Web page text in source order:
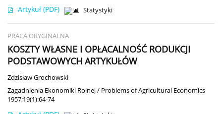
Artykuł (PDF) Statystyki
PRACA ORYGINALNA
KOSZTY WŁASNE I OPŁACALNOŚĆ RODUKCJI
PODSTAWOWYCH ARTYKUŁÓW
Zdzisław Grochowski
Zagadnienia Ekonomiki Rolnej / Problems of Agricultural Economics
1957;19(1):64-74